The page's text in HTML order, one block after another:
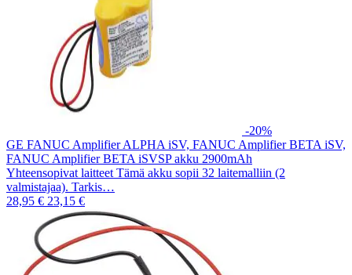
-20%
GE FANUC Amplifier ALPHA iSV, FANUC Amplifier BETA iSV,
FANUC Amplifier BETA iSVSP akku 2900mAh
Yhteensopivat laitteet Tämä akku sopii 32 laitemalliin (2
valmistajaa). Tarkis…
28,95 € 23,15 €